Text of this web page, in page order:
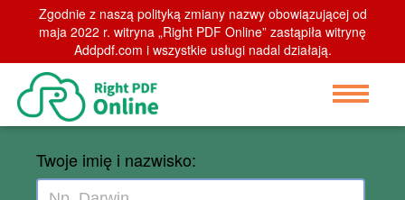
Zgodnie z naszą polityką zmiany nazwy obowiązującej od
maja 2022 r. witryna „Right PDF Online” zastąpiła witrynę
Addpdf.com i wszystkie usługi nadal działają.
Opinia online
Twoje imię i nazwisko: